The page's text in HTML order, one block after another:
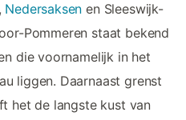
Nedersaksen en Sleeswijk-
Pommeren staat bekend
die voornamelijk in het
liggen. Daarnaast grenst
het de langste kust van